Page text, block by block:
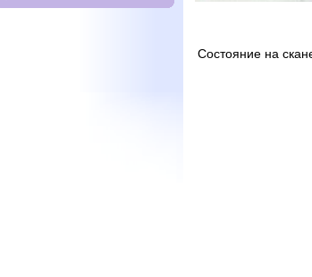
Состояние на